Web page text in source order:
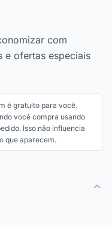
com
ofertas especiais
é gratuito para você.
você compra usando
Isso não influencia
que aparecem.